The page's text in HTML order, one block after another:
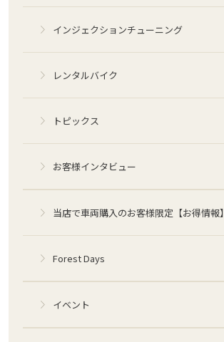
インジェクションチューニング
レンタルバイク
トピックス
お客様インタビュー
当店で車両購入のお客様限定【お得情報】
Forest Days
イベント